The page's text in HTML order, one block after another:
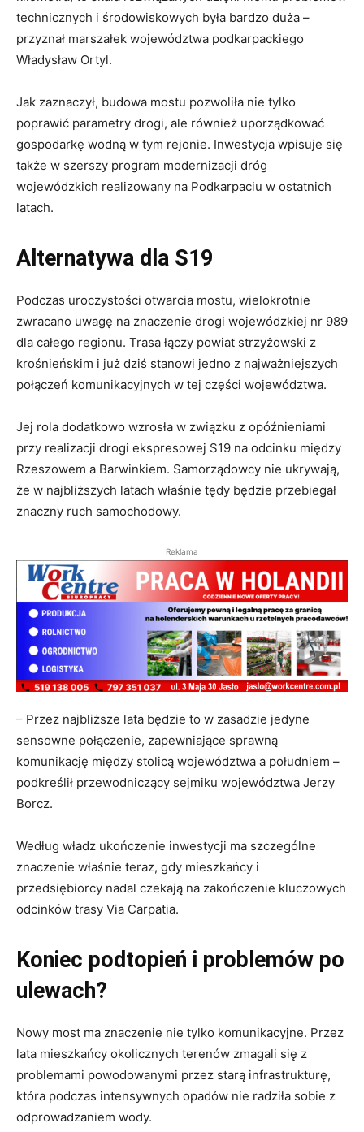
technicznych i środowiskowych była bardzo duża –
przyznał marszałek województwa podkarpackiego
Władysław Ortyl.
Jak zaznaczył, budowa mostu pozwoliła nie tylko
poprawić parametry drogi, ale również uporządkować
gospodarkę wodną w tym rejonie. Inwestycja wpisuje się
także w szerszy program modernizacji dróg
wojewódzkich realizowany na Podkarpaciu w ostatnich
latach.
Alternatywa dla S19
Podczas uroczystości otwarcia mostu, wielokrotnie
zwracano uwagę na znaczenie drogi wojewódzkiej nr 989
dla całego regionu. Trasa łączy powiat strzyżowski z
krośnieńskim i już dziś stanowi jedno z najważniejszych
połączeń komunikacyjnych w tej części województwa.
Jej rola dodatkowo wzrosła w związku z opóźnieniami
przy realizacji drogi ekspresowej S19 na odcinku między
Rzeszowem a Barwinkiem. Samorządowcy nie ukrywają,
że w najbliższych latach właśnie tędy będzie przebiegał
znaczny ruch samochodowy.
Reklama
– Przez najbliższe lata będzie to w zasadzie jedyne
sensowne połączenie, zapewniające sprawną
komunikację między stolicą województwa a południem –
podkreślił przewodniczący sejmiku województwa Jerzy
Borcz.
Według władz ukończenie inwestycji ma szczególne
znaczenie właśnie teraz, gdy mieszkańcy i
przedsiębiorcy nadal czekają na zakończenie kluczowych
odcinków trasy Via Carpatia.
Koniec podtopień i problemów po
ulewach?
Nowy most ma znaczenie nie tylko komunikacyjne. Przez
lata mieszkańcy okolicznych terenów zmagali się z
problemami powodowanymi przez starą infrastrukturę,
która podczas intensywnych opadów nie radziła sobie z
odprowadzaniem wody.